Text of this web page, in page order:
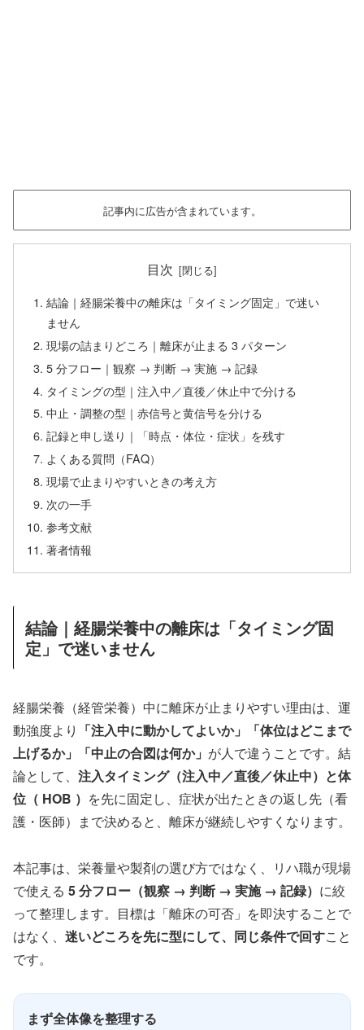
記事内に広告が含まれています。
目次
結論｜経腸栄養中の離床は「タイミング固定」で迷い
ません
現場の詰まりどころ｜離床が止まる 3 パターン
5 分フロー｜観察 → 判断 → 実施 → 記録
タイミングの型｜注入中／直後／休止中で分ける
中止・調整の型｜赤信号と黄信号を分ける
記録と申し送り｜「時点・体位・症状」を残す
よくある質問（FAQ）
現場で止まりやすいときの考え方
次の一手
参考文献
著者情報
結論｜経腸栄養中の離床は「タイミング固
定」で迷いません
経腸栄養（経管栄養）中に離床が止まりやすい理由は、運
動強度より 「注入中に動かしてよいか」「体位はどこまで
上げるか」「中止の合図は何か」 が人で違うことです。結
論として、 注入タイミング（注入中／直後／休止中）と体
位（ HOB ） を先に固定し、症状が出たときの返し先（看
護・医師）まで決めると、離床が継続しやすくなります。
本記事は、栄養量や製剤の選び方ではなく、リハ職が現場
で使える 5 分フロー（観察 → 判断 → 実施 → 記録） に絞
って整理します。目標は「離床の可否」を即決することで
はなく、 迷いどころを先に型にして、同じ条件で回すこと
です。
まず全体像を整理する